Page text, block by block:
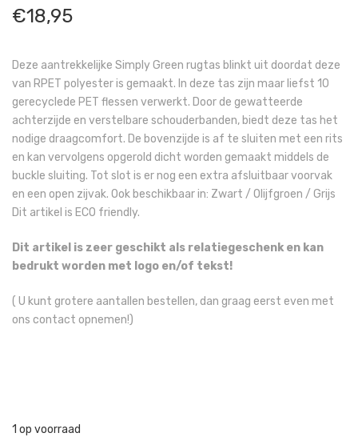
€18,95
Deze aantrekkelijke Simply Green rugtas blinkt uit doordat deze
van RPET polyester is gemaakt. In deze tas zijn maar liefst 10
gerecyclede PET flessen verwerkt. Door de gewatteerde
achterzijde en verstelbare schouderbanden, biedt deze tas het
nodige draagcomfort. De bovenzijde is af te sluiten met een rits
en kan vervolgens opgerold dicht worden gemaakt middels de
buckle sluiting. Tot slot is er nog een extra afsluitbaar voorvak
en een open zijvak. Ook beschikbaar in: Zwart / Olijfgroen / Grijs
Dit artikel is ECO friendly.
Dit artikel is zeer geschikt als relatiegeschenk en kan
bedrukt worden met logo en/of tekst!
( U kunt grotere aantallen bestellen, dan graag eerst even met
ons contact opnemen!)
1 op voorraad